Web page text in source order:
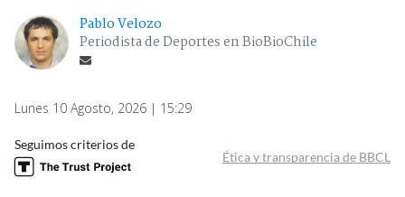
Pablo Velozo
Periodista de Deportes en BioBioChile
Lunes 10 Agosto, 2026 | 15:29
Seguimos criterios de
Ética y transparencia de BBCL